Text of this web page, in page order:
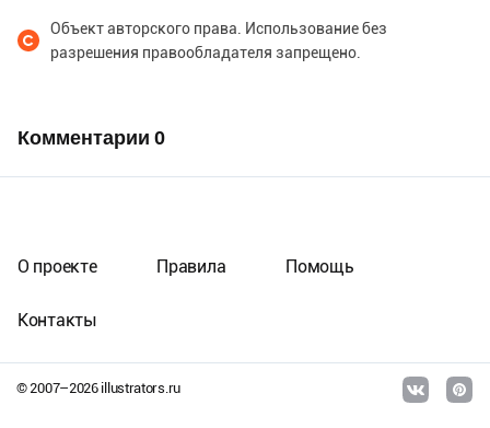
Объект авторского права. Использование без
разрешения правообладателя запрещено.
Комментарии 0
© 2007–2026illustrators.ru
О проекте Правила Помощь
Контакты